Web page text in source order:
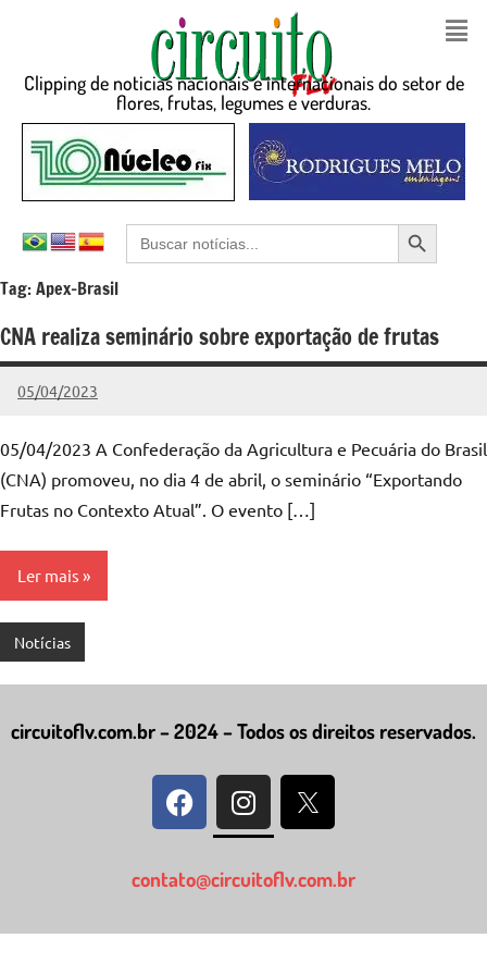
Clipping de noticias nacionais e internacionais do setor de
flores, frutas, legumes e verduras.
Search
for:
Search Button
Tag:Apex-Brasil
CNA realiza seminário sobre exportação de frutas
05/04/2023
Edunog
Nenhum
05/04/2023 A Confederação da Agricultura e Pecuária do Brasil
(CNA) promoveu, no dia 4 de abril, o seminário “Exportando
Frutas no Contexto Atual”. O evento […]
Ler mais
Notícias
circuitoflv.com.br – 2024 – Todos os direitos reservados.
contato@circuitoflv.com.br